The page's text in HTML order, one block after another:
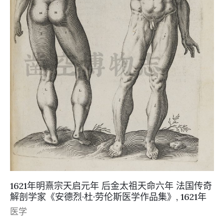
1621年明熹宗天启元年 后金太祖天命六年 法国传奇
解剖学家《安德烈·杜·劳伦斯医学作品集》, 1621年
医学